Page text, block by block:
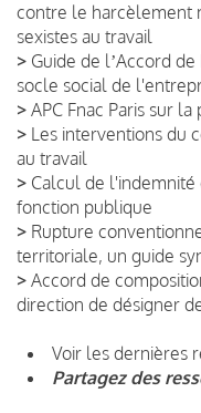
contre le harcèlement
sexistes au travail
> Guide de lʼAccord
socle social de
> APC Fnac Paris sur
> Les interventions du
au travail
> Calcul de
fonction publique
> Rupture
territoriale, un guide
> Accord de
direction de désigner
Voir les dernières
Partagez des